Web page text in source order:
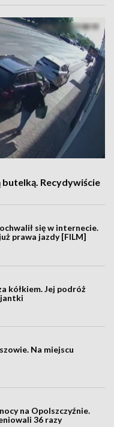
Recydywiście
się w internecie.
prawa jazdy [FILM]
kółkiem. Jej podróż
Na miejscu
na Opolszczyźnie.
36 razy